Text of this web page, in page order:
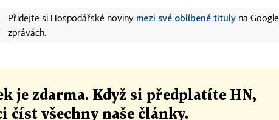
Přidejte si Hospodářské noviny mezi své oblíbené tituly na Google
zprávách.
je zdarma. Když si předplatíte HN,
číst všechny naše články.